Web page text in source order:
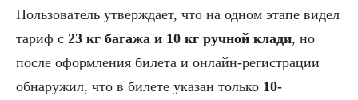
Пользователь утверждает, что на одном этапе видел
тариф с 23 кг багажа и 10 кг ручной клади, но
после оформления билета и онлайн-регистрации
обнаружил, что в билете указан только 10-